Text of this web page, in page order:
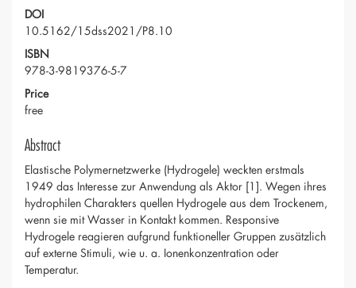
DOI
10.5162/15dss2021/P8.10
ISBN
978-3-9819376-5-7
Price
free
Abstract
Elastische Polymernetzwerke (Hydrogele) weckten erstmals
1949 das Interesse zur Anwendung als Aktor [1]. Wegen ihres
hydrophilen Charakters quellen Hydrogele aus dem Trockenem,
wenn sie mit Wasser in Kontakt kommen. Responsive
Hydrogele reagieren aufgrund funktioneller Gruppen zusätzlich
auf externe Stimuli, wie u. a. Ionenkonzentration oder
Temperatur.